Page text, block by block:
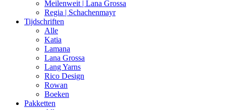
Meilenweit | Lana Grossa
Regia | Schachenmayr
Tijdschriften
Alle
Katia
Lamana
Lana Grossa
Lang Yarns
Rico Design
Rowan
Boeken
Pakketten